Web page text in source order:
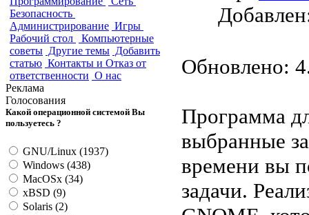
Безопасность
Администрирование Игры
Рабочий стол
Компьютерные
советы Другие темы Добавить
статью Контакты и Отказ от
ответственности О нас
Реклама
Голосования
Какой операционной системой Вы
пользуетесь ?
GNU/Linux (1937)
Windows (438)
MacOSx (34)
xBSD (9)
Solaris (2)
Обновлено:
Программа
выбранные
времени вы
задачи.